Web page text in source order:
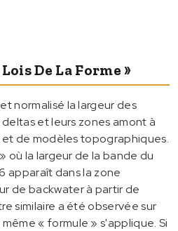
De La Forme »
normalisé la largeur des
et leurs zones amont à
de modèles topographiques.
où la largeur de la bande du
apparaît dans la zone
de backwater à partir de
similaire a été observée sur
« formule » s'applique. Si